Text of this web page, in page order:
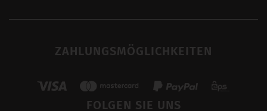
ZAHLUNGSMÖGLICHKEITEN
FOLGEN SIE UNS